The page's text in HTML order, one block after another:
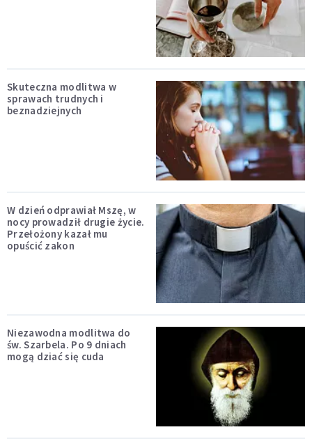
Skuteczna modlitwa w
sprawach trudnych i
beznadziejnych
W dzień odprawiał Mszę, w
nocy prowadził drugie życie.
Przełożony kazał mu
opuścić zakon
Niezawodna modlitwa do
św. Szarbela. Po 9 dniach
mogą dziać się cuda